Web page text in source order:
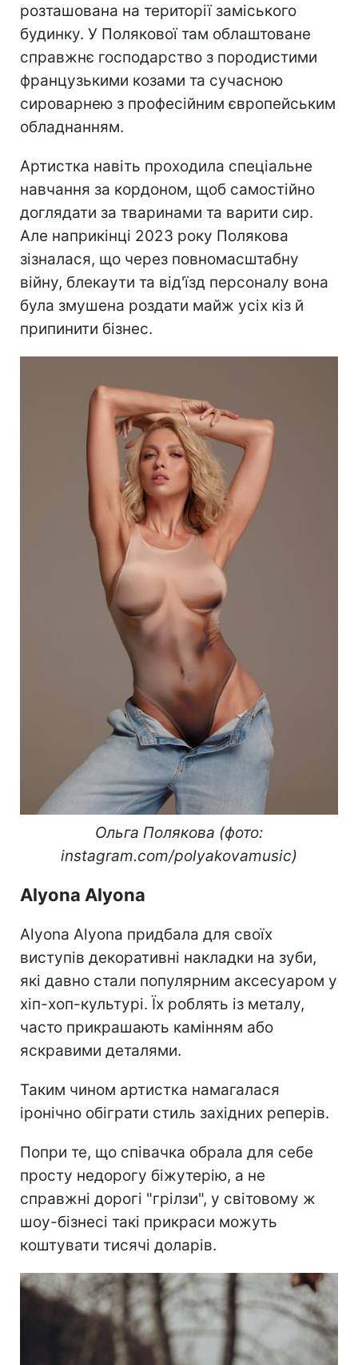
розташована на території заміського
будинку. У Полякової там облаштоване
справжнє господарство з породистими
французькими козами та сучасною
сироварнею з професійним європейським
обладнанням.
Артистка навіть проходила спеціальне
навчання за кордоном, щоб самостійно
доглядати за тваринами та варити сир.
Але наприкінці 2023 року Полякова
зізналася, що через повномасштабну
війну, блекаути та від'їзд персоналу вона
була змушена роздати майж усіх кіз й
припинити бізнес.
Ольга Полякова (фото:
instagram.com/polyakovamusic)
Alyona Alyona
Alyona Alyona придбала для своїх
виступів декоративні накладки на зуби,
які давно стали популярним аксесуаром у
хіп-хоп-культурі. Їх роблять із металу,
часто прикрашають камінням або
яскравими деталями.
Таким чином артистка намагалася
іронічно обіграти стиль західних реперів.
Попри те, що співачка обрала для себе
просту недорогу біжутерію, а не
справжні дорогі "грілзи", у світовому ж
шоу-бізнесі такі прикраси можуть
коштувати тисячі доларів.